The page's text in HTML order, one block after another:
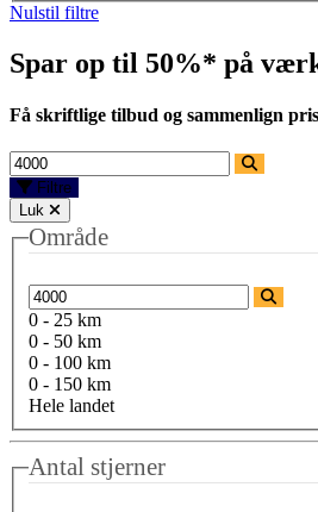
Nulstil filtre
Spar op til 50%* på
Få skriftlige tilbud og sammenlign
Filtre
Luk
Område
0 - 25 km
0 - 50 km
0 - 100 km
0 - 150 km
Hele landet
Antal stjerner